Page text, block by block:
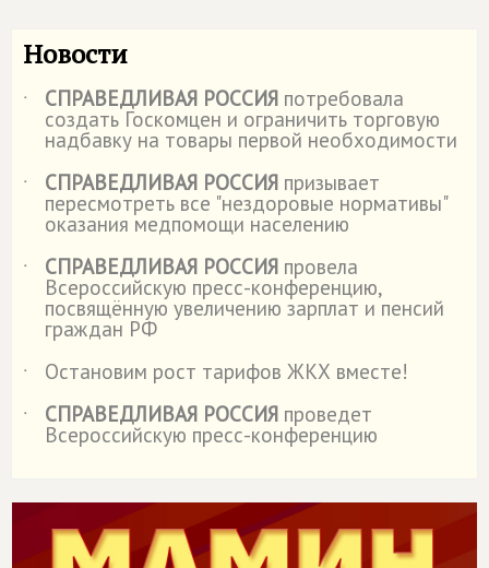
Новости
˙ СПРАВЕДЛИВАЯ РОССИЯ потребовала
создать Госкомцен и ограничить торговую
надбавку на товары первой необходимости
˙
СПРАВЕДЛИВАЯ РОССИЯ призывает
пересмотреть все "нездоровые нормативы"
оказания медпомощи населению
˙
СПРАВЕДЛИВАЯ РОССИЯ провела
Всероссийскую пресс-конференцию,
посвящённую увеличению зарплат и пенсий
граждан РФ
˙
Остановим рост тарифов ЖКХ вместе!
˙
СПРАВЕДЛИВАЯ РОССИЯ проведет
Всероссийскую пресс-конференцию